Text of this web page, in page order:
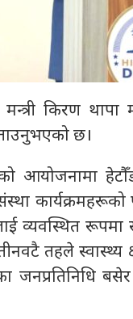
मन्त्री किरण
छ।
आयोजनामा
कार्यक्रमहरूको
व्यवस्थित
तहले स्वास्थ्य